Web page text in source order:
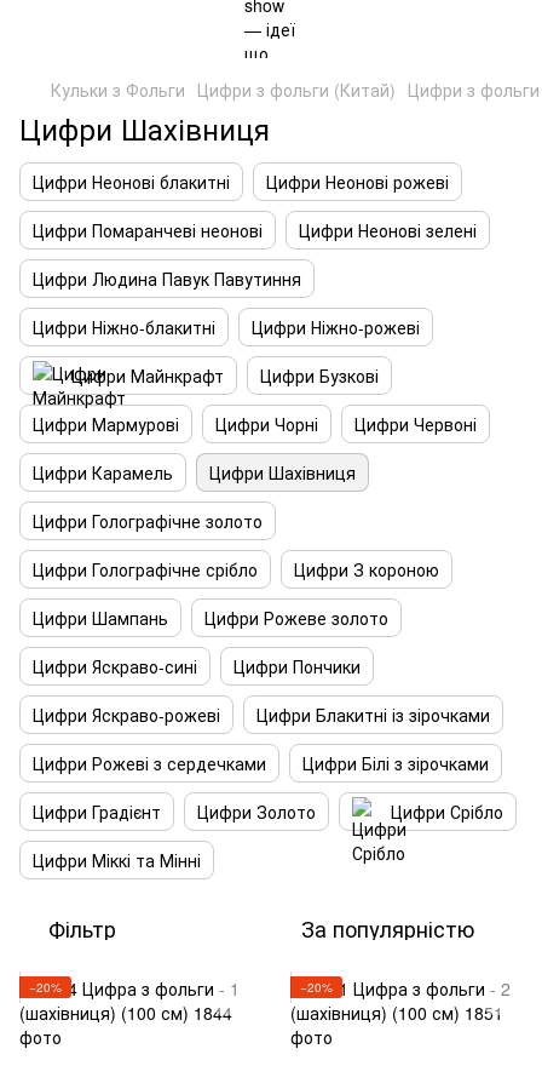
Кульки з Фольги Цифри з фольги (Китай) Цифри з
Цифри Шахівниця
Цифри Неонові блакитні
Цифри Неонові рожеві
Цифри Помаранчеві неонові
Цифри Неонові зелені
Цифри Людина Павук Павутиння
Цифри Ніжно-блакитні
Цифри Ніжно-рожеві
Цифри Майнкрафт
Цифри Бузкові
Цифри Мармурові
Цифри Чорні
Цифри Червоні
Цифри Карамель
Цифри Шахівниця
Цифри Голографічне золото
Цифри Голографічне срібло
Цифри З короною
Цифри Шампань
Цифри Рожеве золото
Цифри Яскраво-сині
Цифри Пончики
Цифри Яскраво-рожеві
Цифри Блакитні із зірочками
Цифри Рожеві з сердечками
Цифри Білі з зірочками
Цифри Градієнт
Цифри Золото
Цифри Срібло
Цифри Міккі та Мінні
Фільтр За популярністю
−20% −20%